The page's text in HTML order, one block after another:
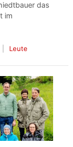
das
im
Leute